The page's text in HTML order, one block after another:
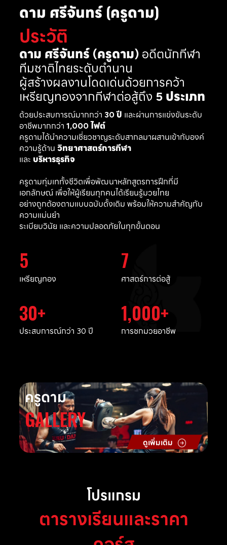
ดาม ศรีจันทร์ (ครูดาม)
ประวัติ
ดาม ศรีจันทร์ (ครูดาม)อดีตนักกีฬา
ทีมชาติไทยระดับตำนาน
ผู้สร้างผลงานโดดเด่นด้วยการคว้า
เหรียญทองจากกีฬาต่อสู้ถึง 5 ประเภท
ด้วยประสบการณ์มากกว่า 30 ปี และผ่านการแข่งขันระดับ
อาชีพมากกว่า 1,000 ไฟต์
ครูดามได้นำความเชี่ยวชาญระดับสากลมาผสานเข้ากับองค์
ความรู้ด้าน วิทยาศาสตร์การกีฬา
และ บริหารธุรกิจ
ครูดามทุ่มเททั้งชีวิตเพื่อพัฒนาหลักสูตรการฝึกที่มี
เอกลักษณ์ เพื่อให้ผู้เรียนทุกคนได้เรียนรู้มวยไทย
อย่างถูกต้องตามแบบฉบับดั้งเดิม พร้อมให้ความสำคัญกับ
ความแม่นยำ
ระเบียบวินัย และความปลอดภัยในทุกขั้นตอน
5
เหรียญทอง
7
ศาสตร์การต่อสู้
30
ประสบการณ์กว่า 30 ปี
1,000
การชกมวยอาชีพ
ครูดาม
GALLERY
ดูเพิ่มเติม
โปรแกรม
ตารางเรียนและราคา